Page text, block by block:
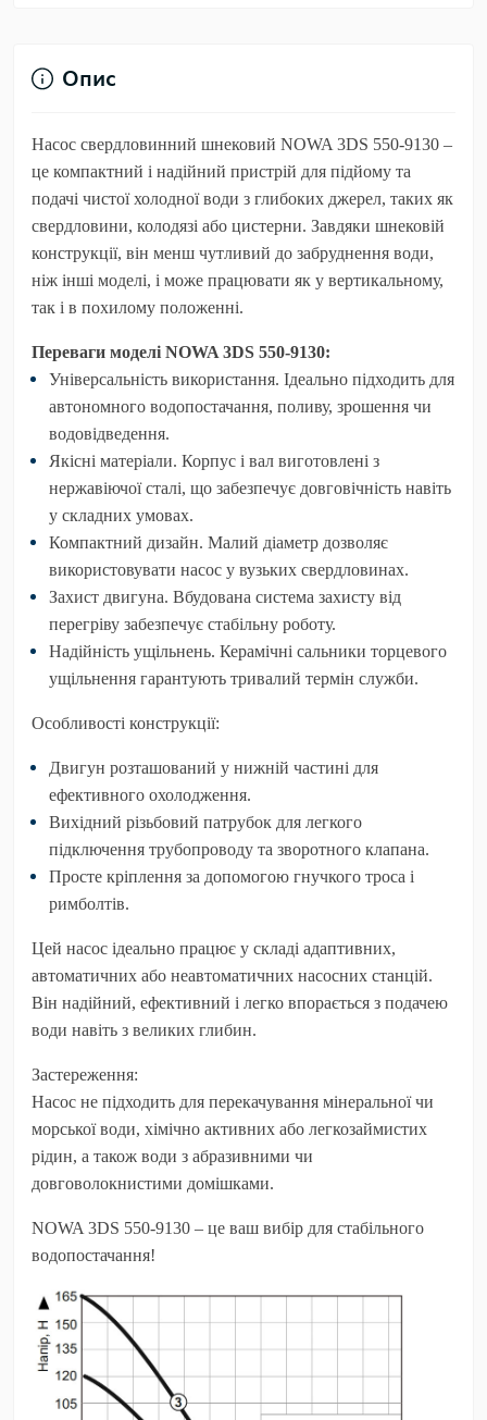
Опис
Насос свердловинний шнековий NOWA 3DS 550-9130 –
це компактний і надійний пристрій для підйому та
подачі чистої холодної води з глибоких джерел, таких як
свердловини, колодязі або цистерни. Завдяки шнековій
конструкції, він менш чутливий до забруднення води,
ніж інші моделі, і може працювати як у вертикальному,
так і в похилому положенні.
Переваги моделі NOWA 3DS 550-9130:
Універсальність використання. Ідеально підходить для
автономного водопостачання, поливу, зрошення чи
водовідведення.
Якісні матеріали. Корпус і вал виготовлені з
нержавіючої сталі, що забезпечує довговічність навіть
у складних умовах.
Компактний дизайн. Малий діаметр дозволяє
використовувати насос у вузьких свердловинах.
Захист двигуна. Вбудована система захисту від
перегріву забезпечує стабільну роботу.
Надійність ущільнень. Керамічні сальники торцевого
ущільнення гарантують тривалий термін служби.
Особливості конструкції:
Двигун розташований у нижній частині для
ефективного охолодження.
Вихідний різьбовий патрубок для легкого
підключення трубопроводу та зворотного клапана.
Просте кріплення за допомогою гнучкого троса і
римболтів.
Цей насос ідеально працює у складі адаптивних,
автоматичних або неавтоматичних насосних станцій.
Він надійний, ефективний і легко впорається з подачею
води навіть з великих глибин.
Застереження:
Насос не підходить для перекачування мінеральної чи
морської води, хімічно активних або легкозаймистих
рідин, а також води з абразивними чи
довговолокнистими домішками.
NOWA 3DS 550-9130 – це ваш вибір для стабільного
водопостачання!